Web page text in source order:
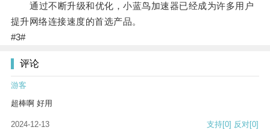
通过不断升级和优化，小蓝鸟加速器已经成为许多用户
提升网络连接速度的首选产品。
#3#
评论
游客
超棒啊 好用
2024-12-13 支持[0] 反对[0]